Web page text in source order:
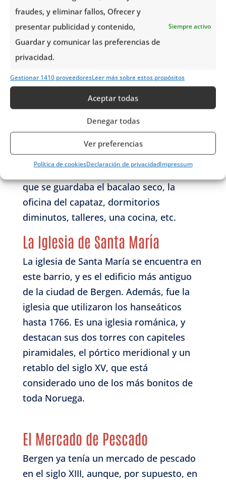
fraudes, y eliminar fallos, Ofrecer y
presentar publicidad y contenido,
Guardar y comunicar las preferencias de
privacidad.
Siempre activo
Gestionar 1410 proveedoresLeer más sobre estos propósitos
Aceptar todas
Denegar todas
Ver preferencias
Política de cookiesDeclaración de privacidadImpressum
Museo Hanseático
cómo trabajaban y vivían los
comerciantes alemanes de la Liga
Hanseática. Caminarás por una
edificación de 1704, la única casa de
Bryggen que conserva su interior
original. En él encontrarás 3 plantas en
las que se distribuyen un almacén en el
que se guardaba el bacalao seco, la
oficina del capataz, dormitorios
diminutos, talleres, una cocina, etc.
La Iglesia de Santa María
La iglesia de Santa María se encuentra en
este barrio, y es el edificio más antiguo
de la ciudad de Bergen. Además, fue la
iglesia que utilizaron los hanseáticos
hasta 1766. Es una iglesia románica, y
destacan sus dos torres con capiteles
piramidales, el pórtico meridional y un
retablo del siglo XV, que está
considerado uno de los más bonitos de
toda Noruega.
El Mercado de Pescado
Bergen ya tenía un mercado de pescado
en el siglo XIII, aunque, por supuesto, en